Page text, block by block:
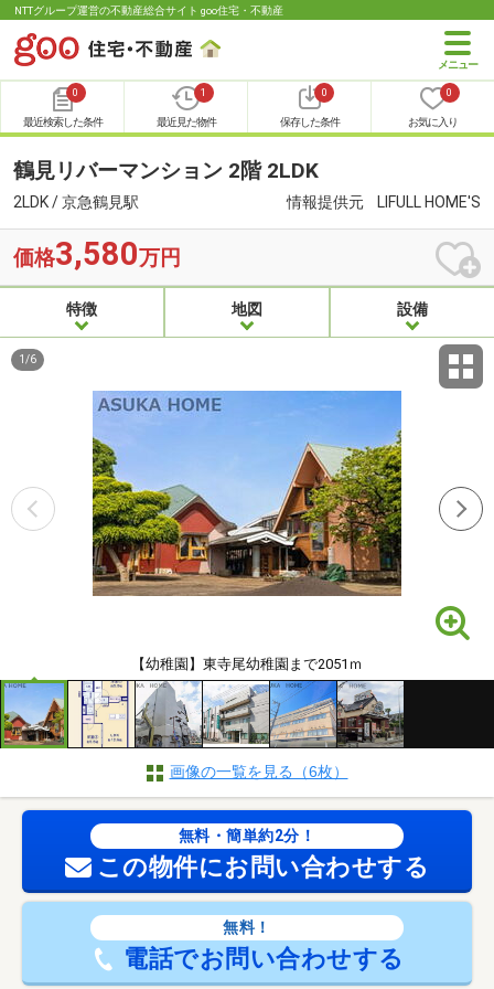
NTTグループ運営の不動産総合サイト goo住宅・不動産
0
最近検索した条件
1
最近見た物件
0
保存した条件
0
お気に入り
鶴見リバーマンション 2階 2LDK
2LDK / 京急鶴見駅 情報提供元 LIFULL HOME'S
価格3,580万円
特徴 地図 設備
【幼稚園】東寺尾幼稚園まで2051ｍ
1 /6
画像の一覧を見る（6枚）
無料・簡単約2分！
この物件にお問い合わせする
無料！
電話でお問い合わせする